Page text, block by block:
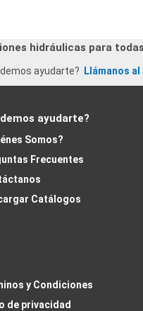
hidráulicas para
ayudarte? Llámanos al
ayudarte?
Somos?
Frecuentes
Catálogos
y Condiciones
de privacidad